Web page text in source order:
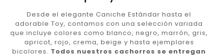
Desde el elegante Caniche Estándar hasta el
adorable Toy, contamos con una selección variada
que incluye colores como blanco, negro, marrón, gris,
apricot, rojo, crema, beige y hasta ejemplares
bicolores. Todos nuestros cachorros se entregan